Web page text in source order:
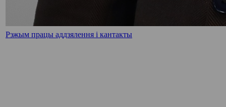
Рэжым працы аддзялення і кантакты